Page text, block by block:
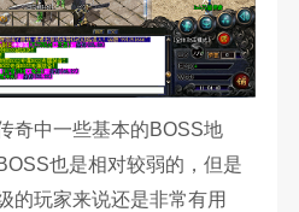
奇中一些基本的BOSS地
也是相对较弱的，但是
的玩家来说还是非常有用